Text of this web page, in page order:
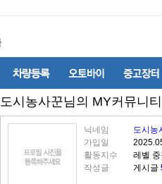
도시농사꾼님의 MY커뮤니티
닉네임
도시농
가입일
활동지수
레벨
작성글
게시글